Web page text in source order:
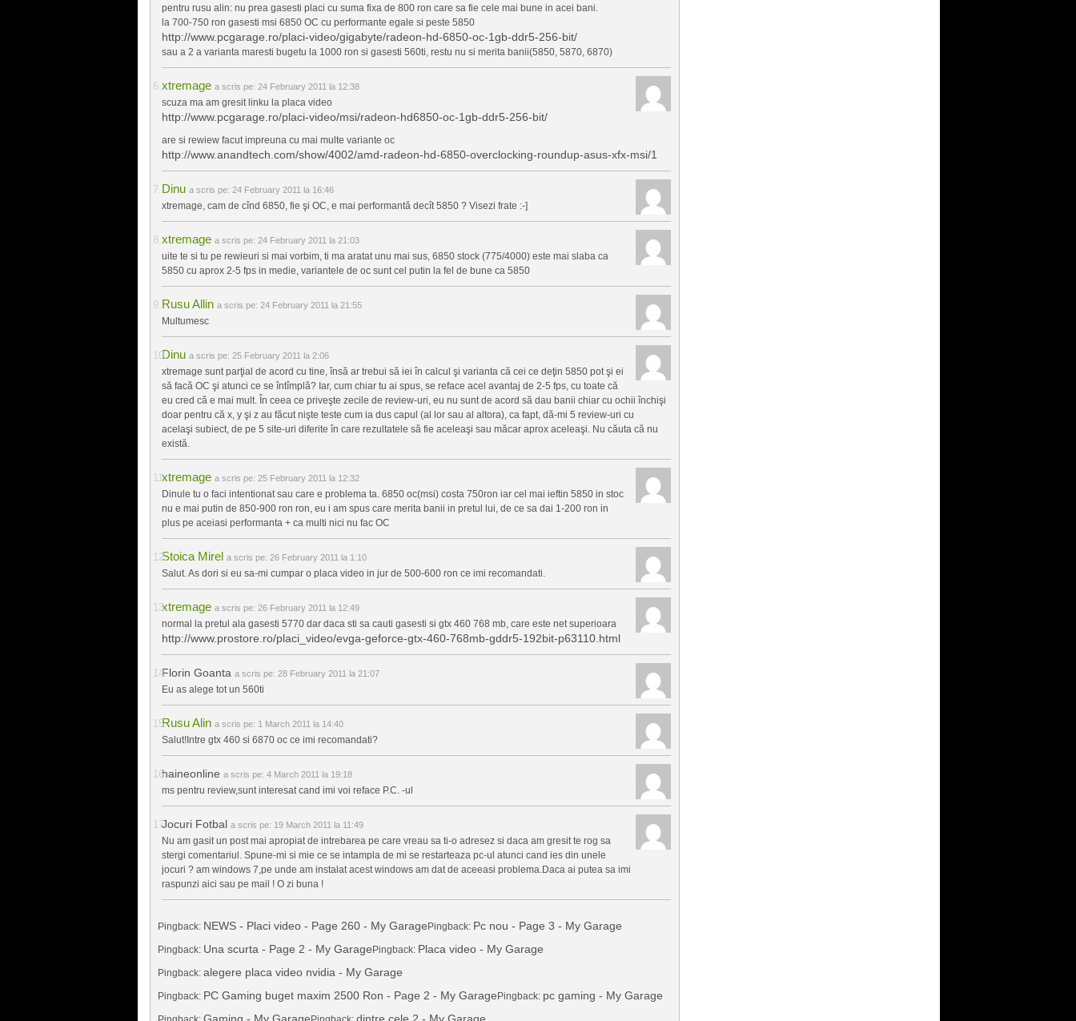
pentru rusu alin: nu prea gasesti placi cu suma fixa de 800 ron care sa fie cele mai bune in acei bani.
la 700-750 ron gasesti msi 6850 OC cu performante egale si peste 5850
http://www.pcgarage.ro/placi-video/gigabyte/radeon-hd-6850-oc-1gb-ddr5-256-bit/
sau a 2 a varianta maresti bugetu la 1000 ron si gasesti 560ti, restu nu si merita banii(5850, 5870, 6870)
xtremage a scris pe: 24 February 2011 la 12:38
scuza ma am gresit linku la placa video
http://www.pcgarage.ro/placi-video/msi/radeon-hd6850-oc-1gb-ddr5-256-bit/
are si rewiew facut impreuna cu mai multe variante oc
http://www.anandtech.com/show/4002/amd-radeon-hd-6850-overclocking-roundup-asus-xfx-msi/1
Dinu a scris pe: 24 February 2011 la 16:46
xtremage, cam de cînd 6850, fie şi OC, e mai performantă decît 5850 ? Visezi frate :-]
xtremage a scris pe: 24 February 2011 la 21:03
uite te si tu pe rewieuri si mai vorbim, ti ma aratat unu mai sus, 6850 stock (775/4000) este mai slaba ca
5850 cu aprox 2-5 fps in medie, variantele de oc sunt cel putin la fel de bune ca 5850
Rusu Allin a scris pe: 24 February 2011 la 21:55
Multumesc
Dinu a scris pe: 25 February 2011 la 2:06
xtremage sunt parţial de acord cu tine, însă ar trebui să iei în calcul şi varianta că cei ce deţin 5850 pot şi ei
să facă OC şi atunci ce se întîmplă? Iar, cum chiar tu ai spus, se reface acel avantaj de 2-5 fps, cu toate că
eu cred că e mai mult. În ceea ce priveşte zecile de review-uri, eu nu sunt de acord să dau banii chiar cu ochii închişi
doar pentru că x, y şi z au făcut nişte teste cum ia dus capul (al lor sau al altora), ca fapt, dă-mi 5 review-uri cu
acelaşi subiect, de pe 5 site-uri diferite în care rezultatele să fie aceleaşi sau măcar aprox aceleaşi. Nu căuta că nu
există.
xtremage a scris pe: 25 February 2011 la 12:32
Dinule tu o faci intentionat sau care e problema ta. 6850 oc(msi) costa 750ron iar cel mai ieftin 5850 in stoc
nu e mai putin de 850-900 ron ron, eu i am spus care merita banii in pretul lui, de ce sa dai 1-200 ron in
plus pe aceiasi performanta + ca multi nici nu fac OC
Stoica Mirel a scris pe: 26 February 2011 la 1:10
Salut. As dori si eu sa-mi cumpar o placa video in jur de 500-600 ron ce imi recomandati.
xtremage a scris pe: 26 February 2011 la 12:49
normal la pretul ala gasesti 5770 dar daca sti sa cauti gasesti si gtx 460 768 mb, care este net superioara
http://www.prostore.ro/placi_video/evga-geforce-gtx-460-768mb-gddr5-192bit-p63110.html
Florin Goanta a scris pe: 28 February 2011 la 21:07
Eu as alege tot un 560ti
Rusu Alin a scris pe: 1 March 2011 la 14:40
Salut!Intre gtx 460 si 6870 oc ce imi recomandati?
haineonline a scris pe: 4 March 2011 la 19:18
ms pentru review,sunt interesat cand imi voi reface P.C. -ul
Jocuri Fotbal a scris pe: 19 March 2011 la 11:49
Nu am gasit un post mai apropiat de intrebarea pe care vreau sa ti-o adresez si daca am gresit te rog sa
stergi comentariul. Spune-mi si mie ce se intampla de mi se restarteaza pc-ul atunci cand ies din unele
jocuri ? am windows 7,pe unde am instalat acest windows am dat de aceeasi problema.Daca ai putea sa imi
raspunzi aici sau pe mail ! O zi buna !
Pingback: NEWS - Placi video - Page 260 - My GaragePingback: Pc nou - Page 3 - My Garage
Pingback: Una scurta - Page 2 - My GaragePingback: Placa video - My Garage
Pingback: alegere placa video nvidia - My Garage
Pingback: PC Gaming buget maxim 2500 Ron - Page 2 - My GaragePingback: pc gaming - My Garage
Gaming - My Garage dintre cele 2 - My Garage